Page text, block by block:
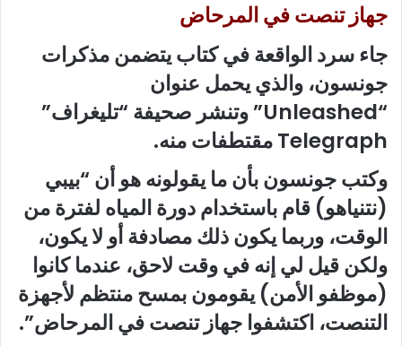
جهاز تنصت في المرحاض
جاء سرد الواقعة في كتاب يتضمن مذكرات
جونسون، والذي يحمل عنوان
“Unleashed” وتنشر صحيفة “تليغراف”
Telegraph مقتطفات منه.
وكتب جونسون بأن ما يقولونه هو أن “بيبي
(نتنياهو) قام باستخدام دورة المياه لفترة من
الوقت، وربما يكون ذلك مصادفة أو لا يكون،
ولكن قيل لي إنه في وقت لاحق، عندما كانوا
(موظفو الأمن) يقومون بمسح منتظم لأجهزة
التنصت، اكتشفوا جهاز تنصت في المرحاض”.